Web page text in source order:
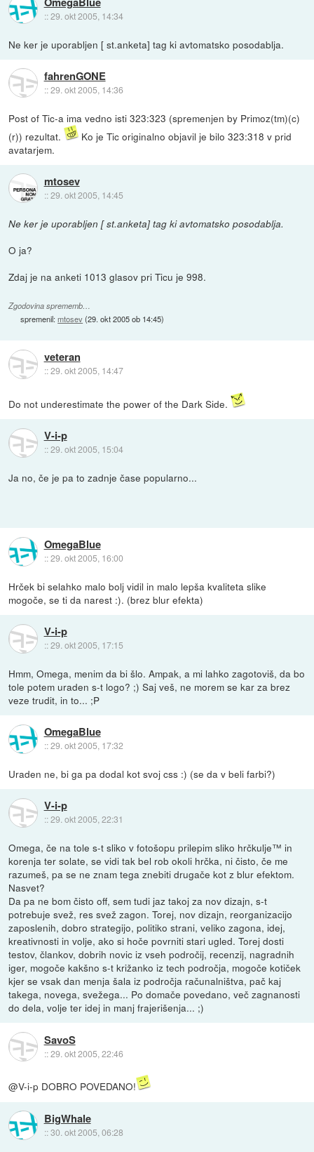
::29. okt 2005, 14:34
Ne ker je uporabljen [ st.anketa] tag ki avtomatsko posodablja.
fahrenGONE
::29. okt 2005, 14:36
Post of Tic-a ima vedno isti 323:323 (spremenjen by Primoz(tm)(c)
(r)) rezultat.
Ko je Tic originalno objavil je bilo 323:318 v prid
avatarjem.
mtosev
::29. okt 2005, 14:45
Ne ker je uporabljen [ st.anketa] tag ki avtomatsko posodablja.
O ja?
Zdaj je na anketi 1013 glasov pri Ticu je 998.
Zgodovina sprememb…
spremenil:mtosev(29. okt 2005 ob 14:45)
veteran
::29. okt 2005, 14:47
Do not underestimate the power of the Dark Side.
V-i-p
::29. okt 2005, 15:04
Ja no, če je pa to zadnje čase popularno...
OmegaBlue
::29. okt 2005, 16:00
Hrček bi selahko malo bolj vidil in malo lepša kvaliteta slike
mogoče, se ti da narest :). (brez blur efekta)
V-i-p
::29. okt 2005, 17:15
Hmm, Omega, menim da bi šlo. Ampak, a mi lahko zagotoviš, da bo
tole potem uraden s-t logo? ;) Saj veš, ne morem se kar za brez
veze trudit, in to... ;P
OmegaBlue
::29. okt 2005, 17:32
Uraden ne, bi ga pa dodal kot svoj css :) (se da v beli farbi?)
V-i-p
::29. okt 2005, 22:31
Omega, če na tole s-t sliko v fotošopu prilepim sliko hrčkulje™ in
korenja ter solate, se vidi tak bel rob okoli hrčka, ni čisto, če me
razumeš, pa se ne znam tega znebiti drugače kot z blur efektom.
Nasvet?
Da pa ne bom čisto off, sem tudi jaz takoj za nov dizajn, s-t
potrebuje svež, res svež zagon. Torej, nov dizajn, reorganizacijo
zaposlenih, dobro strategijo, politiko strani, veliko zagona, idej,
kreativnosti in volje, ako si hoče povrniti stari ugled. Torej dosti
testov, člankov, dobrih novic iz vseh področij, recenzij, nagradnih
iger, mogoče kakšno s-t križanko iz tech področja, mogoče kotiček
kjer se vsak dan menja šala iz področja računalništva, pač kaj
takega, novega, svežega... Po domače povedano, več zagnanosti
do dela, volje ter idej in manj frajerišenja... ;)
SavoS
::29. okt 2005, 22:46
@V-i-p DOBRO POVEDANO!
BigWhale
::30. okt 2005, 06:28